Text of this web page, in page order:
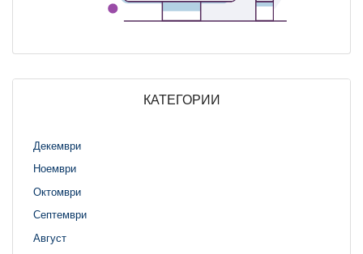
КАТЕГОРИИ
Декември
Ноември
Октомври
Септември
Август